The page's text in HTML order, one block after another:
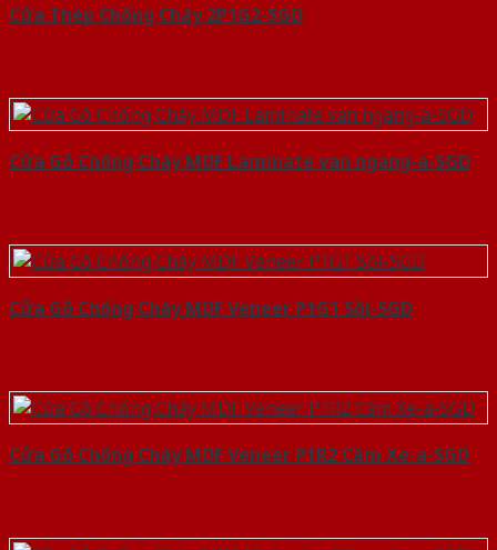
Cửa Thép Chống Cháy 2P1G2-SGD
Cửa Gỗ Chống Cháy MDF Laminate van ngang-a-SGD
Cửa Gỗ Chống Cháy MDF Veneer P1G1 Sồi-SGD
Cửa Gỗ Chống Cháy MDF Veneer P1R2 Căm Xe-a-SGD